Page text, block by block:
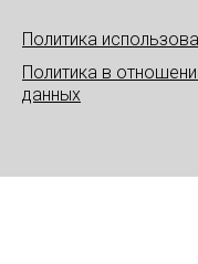
Политика
Политика в
данных